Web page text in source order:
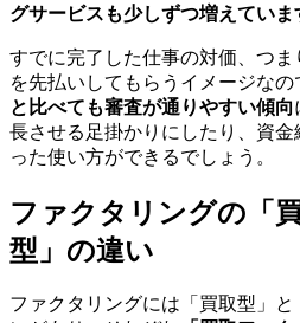
グサービスも少しずつ増えていま
すでに完了した仕事の対価、つ
を先払いしてもらうイメージなの
と比べても審査が通りやすい傾向
長させる足掛かりにしたり、資
った使い方ができるでしょう。
ファクタリングの 「
型」 の違い
ファクタリングには「買取型」